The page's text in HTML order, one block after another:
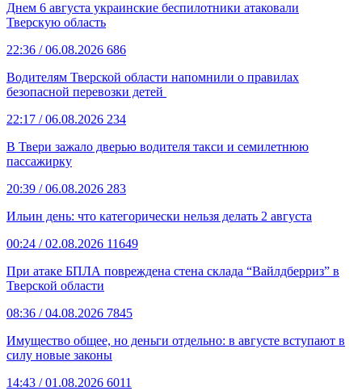
Днем 6 августа украинские беспилотники атаковали
Тверскую область
22:36 / 06.08.2026 686
Водителям Тверской области напомнили о правилах
безопасной перевозки детей
22:17 / 06.08.2026 234
В Твери зажало дверью водителя такси и семилетнюю
пассажирку
20:39 / 06.08.2026 283
Ильин день: что категорически нельзя делать 2 августа
00:24 / 02.08.2026 11649
При атаке БПЛА повреждена стена склада “Вайлдберриз” в
Тверской области
08:36 / 04.08.2026 7845
Имущество общее, но деньги отдельно: в августе вступают в
силу новые законы
14:43 / 01.08.2026 6011